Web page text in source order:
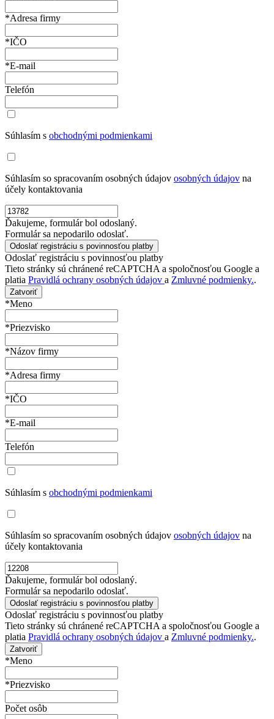
*Adresa firmy
*IČO
*E-mail
Telefón
Súhlasím s obchodnými podmienkami
Súhlasím so spracovaním osobných údajov osobných údajov na
účely kontaktovania
Ďakujeme, formulár bol odoslaný.
Formulár sa nepodarilo odoslať.
Odoslať registráciu s povinnosťou platby
Tieto stránky sú chránené reCAPTCHA a spoločnosťou Google a
platia Pravidlá ochrany osobných údajov a Zmluvné podmienky..
Zatvoriť
*Meno
*Priezvisko
*Názov firmy
*Adresa firmy
*IČO
*E-mail
Telefón
Súhlasím s obchodnými podmienkami
Súhlasím so spracovaním osobných údajov osobných údajov na
účely kontaktovania
Ďakujeme, formulár bol odoslaný.
Formulár sa nepodarilo odoslať.
Odoslať registráciu s povinnosťou platby
Tieto stránky sú chránené reCAPTCHA a spoločnosťou Google a
platia Pravidlá ochrany osobných údajov a Zmluvné podmienky..
Zatvoriť
*Meno
*Priezvisko
Počet osôb